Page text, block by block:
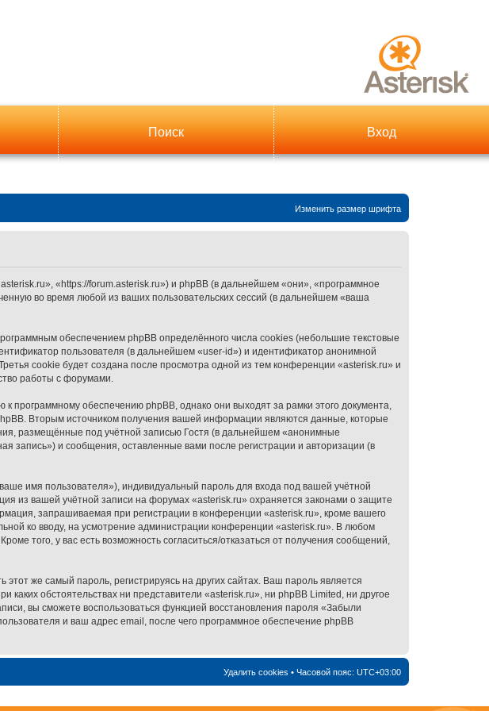
Поиск Вход
Изменить размер шрифта
«https://forum.asterisk.ru») и phpBB (в дальнейшем «они», «программное
во время любой из ваших пользовательских сессий (в дальнейшем «ваша
обеспечением phpBB определённого числа cookies (небольшие текстовые
пользователя (в дальнейшем «user-id») и идентификатор анонимной
cookie будет создана после просмотра одной из тем конференции «asterisk.ru» и
работы с форумами.
обеспечению phpBB, однако они выходят за рамки этого документа,
Вторым источником получения вашей информации являются данные, которые
размещённые под учётной записью Гостя (в дальнейшем «анонимные
запись») и сообщения, оставленные вами после регистрации и авторизации (в
имя пользователя»), индивидуальный пароль для входа под вашей учётной
из вашей учётной записи на форумах «asterisk.ru» охраняется законами о защите
запрашиваемая при регистрации в конференции «asterisk.ru», кроме вашего
ко вводу, на усмотрение администрации конференции «asterisk.ru». В любом
того, у вас есть возможность согласиться/отказаться от получения сообщений,
же самый пароль, регистрируясь на других сайтах. Ваш пароль является
обстоятельствах ни представители «asterisk.ru», ни phpBB Limited, ни другое
вы сможете воспользоваться функцией восстановления пароля «Забыли
и ваш адрес email, после чего программное обеспечение phpBB
Удалить cookies • Часовой пояс:UTC+03:00